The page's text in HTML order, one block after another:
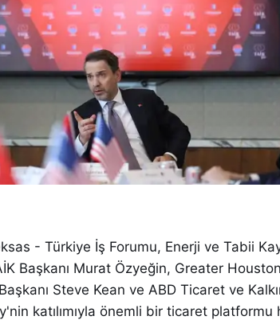
- Türkiye İş Forumu, Enerji ve Tabii
Başkanı Murat Özyeğin, Greater Houston
Steve Kean ve ABD Ticaret ve
katılımıyla önemli bir ticaret platformu